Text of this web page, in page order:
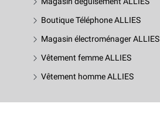
Boutique Téléphone ALLIES
Magasin électroménager ALLIES
Vêtement femme ALLIES
Vêtement homme ALLIES